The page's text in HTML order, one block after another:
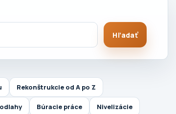
Hľadať
Rekonštrukcie od A po Z
Búracie práce Nivelizácie